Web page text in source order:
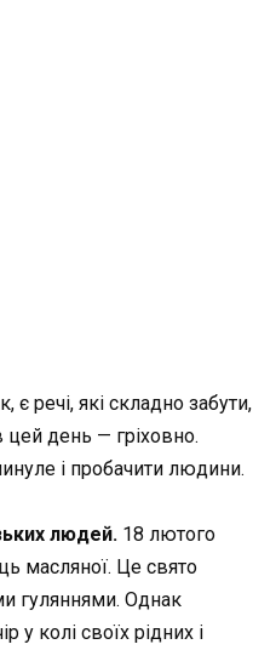
є речі, які складно забути,
день — гріховно.
і пробачити людини.
людей. 18 лютого
масляної. Це свято
гуляннями. Однак
у колі своїх рідних і